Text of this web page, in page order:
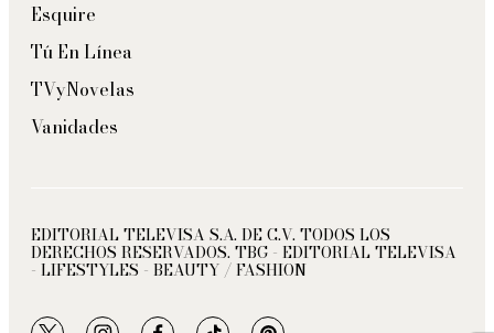
Esquire
Tú En Línea
TVyNovelas
Vanidades
EDITORIAL TELEVISA S.A. DE C.V. TODOS LOS
DERECHOS RESERVADOS. TBG - EDITORIAL TELEVISA
- LIFESTYLES - BEAUTY / FASHION